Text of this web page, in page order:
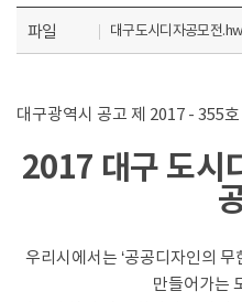
파일 대구도시디자공모전
대구광역시 공고 제 2017 - 355호
2017 대구 도시
우리시에서는 ‘공공디자인의 무
만들어가는